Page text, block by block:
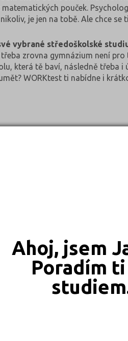
Ahoj, jsem
Poradím ti
pouček.
je jen na tobě. Ale chce
vybrané středoškolské
zrovna gymnázium není pro
která tě baví, následně třeba
WORKtest ti nabídne i
jak se učit na základě
a kdy je pro tebe se
nástroj, který ti dokáže
Cizí , který ti
jaké metody učení jsou u
i, jestli máš či nemáš na